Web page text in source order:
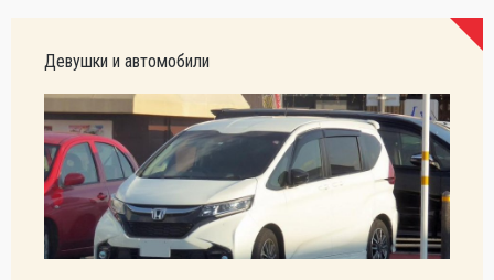
Девушки и автомобили